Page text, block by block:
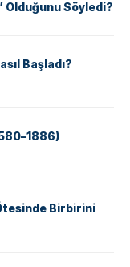
Olduğunu Söyledi?
Başladı?
Birbirini